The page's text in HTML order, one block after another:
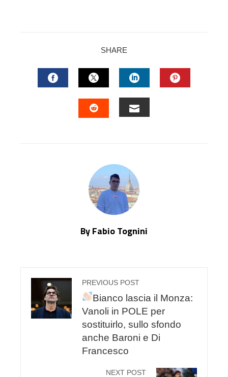
SHARE
FACEBOOKTWITTERLINKEDIN
By Fabio Tognini
PREVIOUS POST
Bianco lascia il Monza:
Vanoli in POLE per
sostituirlo, sullo sfondo
anche Baroni e Di
Francesco
NEXT POST